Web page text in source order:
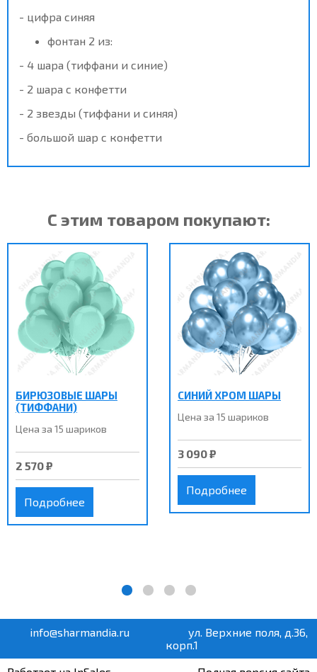
- цифра синяя
фонтан 2 из:
- 4 шара (тиффани и синие)
- 2 шара с конфетти
- 2 звезды (тиффани и синяя)
- большой шар с конфетти
С этим товаром покупают:
БИРЮЗОВЫЕ ШАРЫ
(ТИФФАНИ)
Цена за 15 шариков
2 570 ₽
Подробнее
СИНИЙ ХРОМ ШАРЫ
Цена за 15 шариков
3 090 ₽
Подробнее
info@sharmandia.ru
ул. Верхние поля, д.36,
корп.1